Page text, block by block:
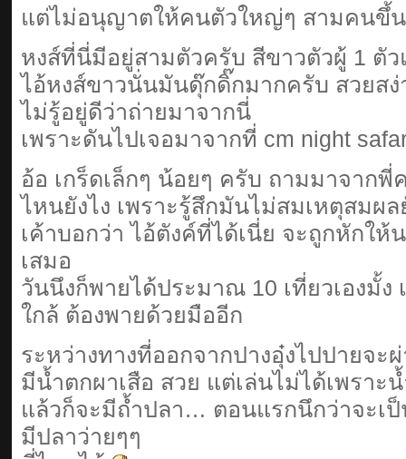
แต่ไม่อนุญาตให้คนตัวใหญ่ๆ สามคนขึ้
หงส์ที่นี่มีอยู่สามตัวครับ สีขาวตัวผู้ 1 ตัว
ไอ้หงส์ขาวนั่นมันดุ๊กดิ๊กมากครับ สวยส
ไม่รู้อยู่ดีว่าถ่ายมาจากนี่
เพราะดันไปเจอมาจากที่ cm night
อ้อ เกร็ดเล็กๆ น้อยๆ ครับ ถามมาจากพี่
ไหนยังไง เพราะรู้สึกมันไม่สมเหตุสมผล
เค้าบอกว่า ไอ้ตังค์ที่ได้เนี่ย จะถูกหักให้
เสมอ
วันนึงก็พายได้ประมาณ 10 เที่ยวเองมั้ง
ใกล้ ต้องพายด้วยมืออีก
ระหว่างทางที่ออกจากปางอุ๋งไปปายจะ
มีน้ำตกผาเสือ สวย แต่เล่นไม่ได้เพราะ
แล้วก็จะมีถ้ำปลา… ตอนแรกนึกว่าจะเ
มีปลาว่ายๆๆ